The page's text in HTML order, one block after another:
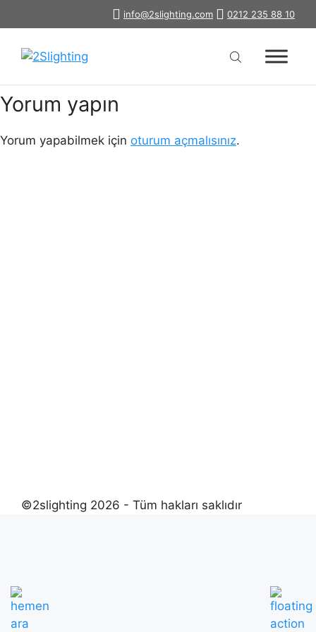
atla
info@2slighting.com 0212 235 88 10
Tempe Sarkıt Aydınlatma
Yorum yapın
Yorum yapabilmek için oturum açmalısınız.
©2slighting 2026 - Tüm hakları saklıdır